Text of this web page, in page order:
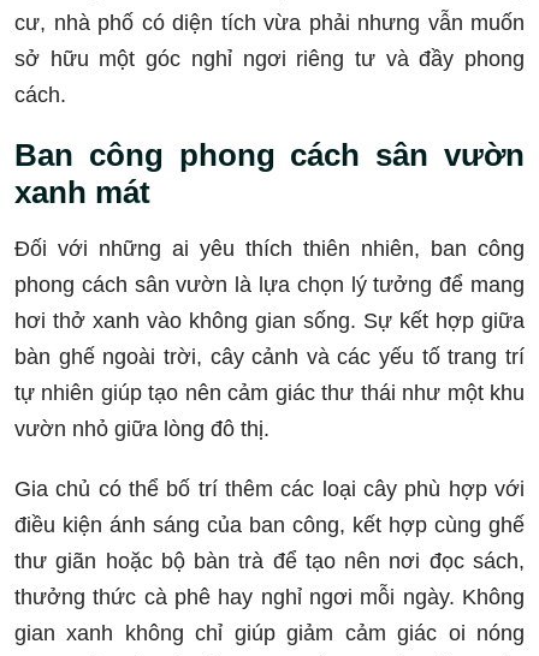
cư, nhà phố có diện tích vừa phải nhưng vẫn muốn
sở hữu một góc nghỉ ngơi riêng tư và đầy phong
cách.
Ban công phong cách sân vườn
xanh mát
Đối với những ai yêu thích thiên nhiên, ban công
phong cách sân vườn là lựa chọn lý tưởng để mang
hơi thở xanh vào không gian sống. Sự kết hợp giữa
bàn ghế ngoài trời, cây cảnh và các yếu tố trang trí
tự nhiên giúp tạo nên cảm giác thư thái như một khu
vườn nhỏ giữa lòng đô thị.
Gia chủ có thể bố trí thêm các loại cây phù hợp với
điều kiện ánh sáng của ban công, kết hợp cùng ghế
thư giãn hoặc bộ bàn trà để tạo nên nơi đọc sách,
thưởng thức cà phê hay nghỉ ngơi mỗi ngày. Không
gian xanh không chỉ giúp giảm cảm giác oi nóng